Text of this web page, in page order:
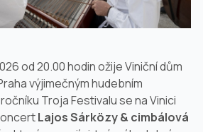
od 20.00 hodin ožije Viniční dům
výjimečným hudebním
Troja Festivalu se na Vinici
Lajos Sárközy & cimbálová